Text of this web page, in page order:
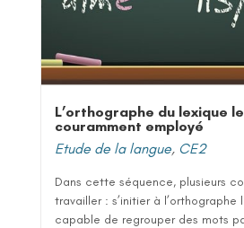
L’orthographe du lexique
couramment employé
Etude de la langue, CE2
Dans cette séquence, plusieurs
travailler : s’initier à
capable de regrouper des mots